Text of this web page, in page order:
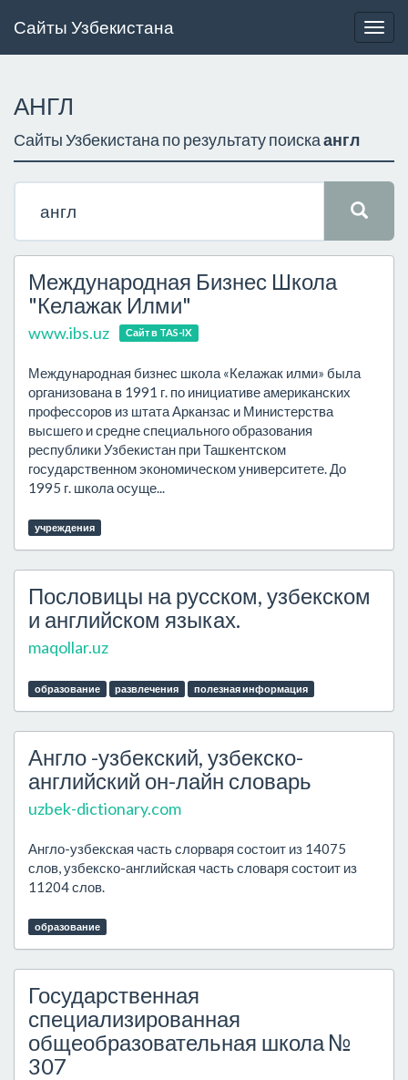
Сайты Узбекистана
АНГЛ
Сайты Узбекистана по результату поискаангл
Международная Бизнес Школа
"Келажак Илми"
www.ibs.uz Сайт в TAS-IX
Международная бизнес школа «Келажак илми» была
организована в 1991 г. по инициативе американских
профессоров из штата Арканзас и Министерства
высшего и средне специального образования
республики Узбекистан при Ташкентском
государственном экономическом университете. До
1995 г. школа осуще...
учреждения
Пословицы на русском, узбекском
и английском языках.
maqollar.uz
образование развлечения полезная информация
Англо -узбекский, узбекско-
английский он-лайн словарь
uzbek-dictionary.com
Англо-узбекская часть слорваря состоит из 14075
слов, узбекско-английская часть словаря состоит из
11204 слов.
образование
Государственная
специализированная
общеобразовательная школа №
307